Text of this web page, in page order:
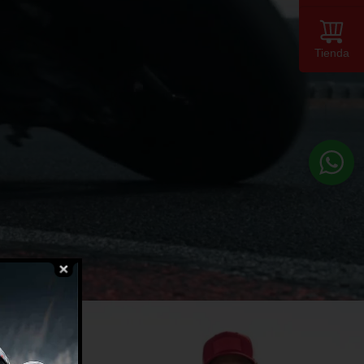
Tienda